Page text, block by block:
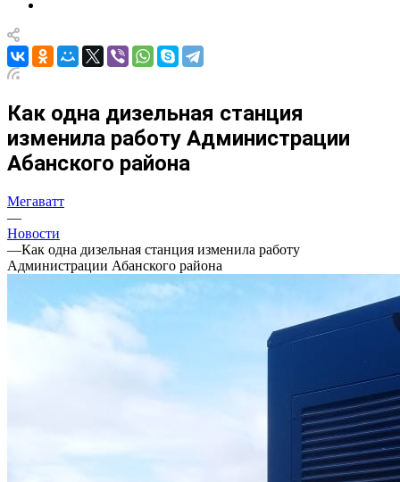
Как одна дизельная станция
изменила работу Администрации
Абанского района
Мегаватт
—
Новости
—Как одна дизельная станция изменила работу
Администрации Абанского района